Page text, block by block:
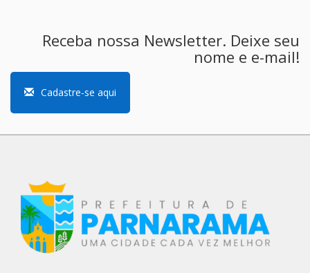
Receba nossa Newsletter. Deixe seu
nome e e-mail!
Cadastre-se aqui